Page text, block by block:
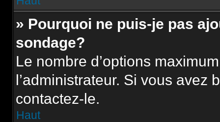
» Pourquoi ne puis-je pas
sondage?
Le nombre d’options
l’administrateur. Si vous avez
contactez-le.
Haut